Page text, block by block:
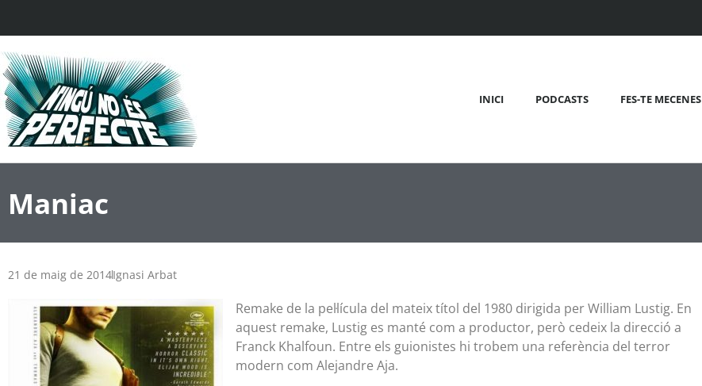
INICI PODCASTS FES-TE MECENES
Maniac
21 de maig de 2014Ignasi Arbat
Remake de la pel·lícula del mateix títol del 1980 dirigida per William Lustig. En
aquest remake, Lustig es manté com a productor, però cedeix la direcció a
Franck Khalfoun. Entre els guionistes hi trobem una referència del terror
modern com Alejandre Aja.